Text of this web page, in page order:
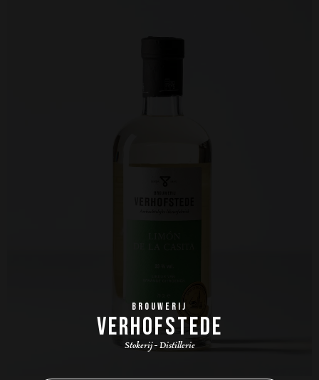
BROUWERIJ
VERHOFSTEDE
Stokerij - Distillerie